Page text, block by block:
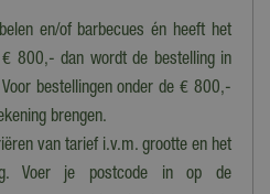
en/of barbecues én heeft het
800,- dan wordt de bestelling in
Voor bestellingen onder de € 800,-
brengen.
van tarief i.v.m. grootte en het
Voer je postcode in op de